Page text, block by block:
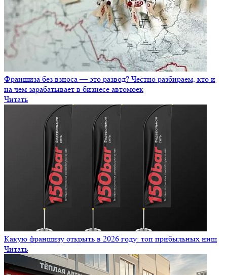
Франшиза без взноса — это развод? Честно разбираем, кто и
на чем зарабатывает в бизнесе автомоек
Читать
Какую франшизу открыть в 2026 году: топ прибыльных ниш
Читать